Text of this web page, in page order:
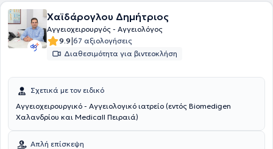
Χαϊδάρογλου Δημήτριος
Αγγειοχειρουργός - Αγγειολόγος
9.9|67 αξιολογήσεις
Διαθεσιμότητα για βιντεοκλήση
Σχετικά με τον ειδικό
Αγγειοχειρουργικό - Αγγειολογικό ιατρείο (εντός Biomedigen
Χαλανδρίου και Medicall Πειραιά)
Απλή επίσκεψη